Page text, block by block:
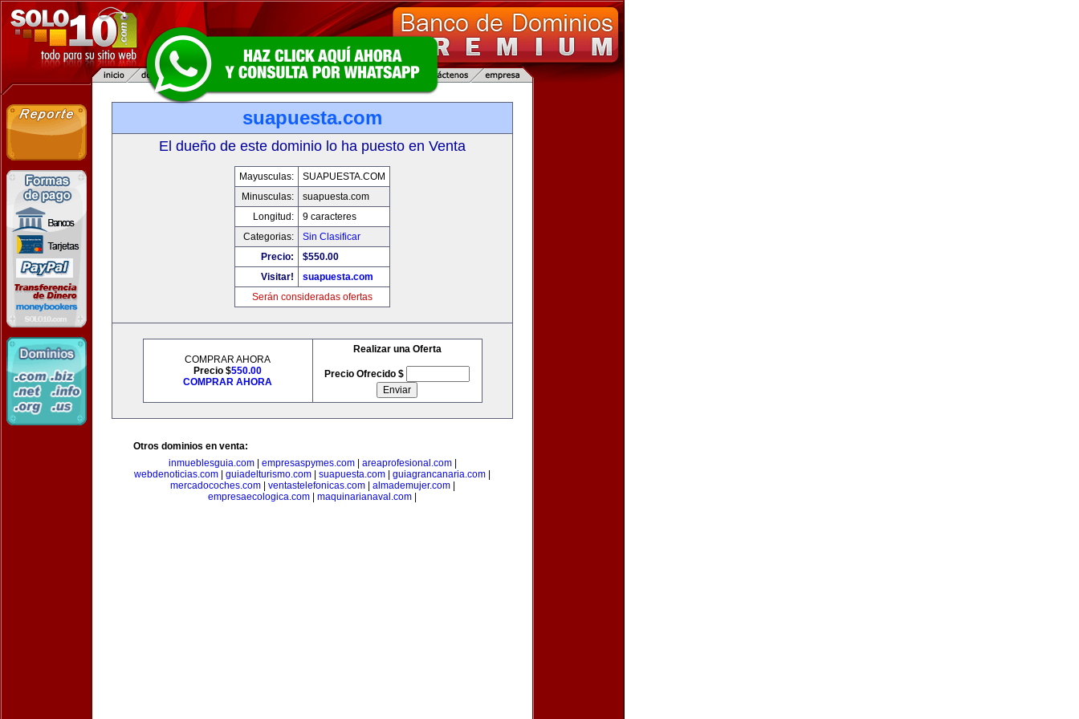
suapuesta.com
El dueño de este dominio lo ha puesto en Venta
Mayusculas:
SUAPUESTA.COM
Minusculas:
suapuesta.com
Longitud:
9 caracteres
Categorias:
Sin Clasificar
Precio:
$550.00
Visitar!
suapuesta.com
Serán consideradas ofertas
COMPRAR AHORA
Precio $550.00
COMPRAR AHORA
Realizar una Oferta
Precio Ofrecido $
Otros dominios en venta:
inmueblesguia.com| empresaspymes.com| areaprofesional.com|
webdenoticias.com
guiadelturismo.com suapuesta.com guiagrancanaria.com
mercadocoches.com| ventastelefonicas.com| almademujer.com|
empresaecologica.com
maquinarianaval.com